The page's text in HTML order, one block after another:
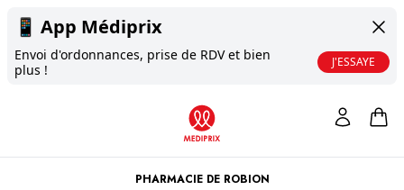
📱 App Médiprix
Envoi d'ordonnances, prise de RDV et bien
plus !
J'ESSAYE
PHARMACIE DE ROBION